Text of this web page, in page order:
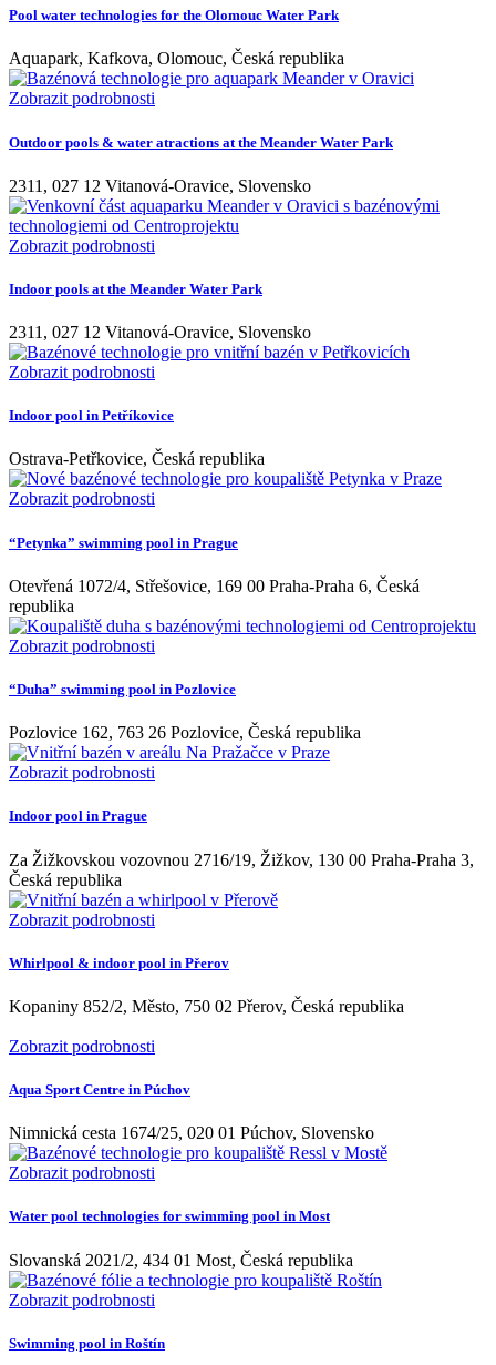
Pool water technologies for the Olomouc Water Park
Aquapark, Kafkova, Olomouc, Česká republika
Zobrazit podrobnosti
Outdoor pools & water atractions at the Meander Water Park
2311, 027 12 Vitanová-Oravice, Slovensko
Zobrazit podrobnosti
Indoor pools at the Meander Water Park
2311, 027 12 Vitanová-Oravice, Slovensko
Zobrazit podrobnosti
Indoor pool in Petříkovice
Ostrava-Petřkovice, Česká republika
Zobrazit podrobnosti
“Petynka” swimming pool in Prague
Otevřená 1072/4, Střešovice, 169 00 Praha-Praha 6, Česká
republika
Zobrazit podrobnosti
“Duha” swimming pool in Pozlovice
Pozlovice 162, 763 26 Pozlovice, Česká republika
Zobrazit podrobnosti
Indoor pool in Prague
Za Žižkovskou vozovnou 2716/19, Žižkov, 130 00 Praha-Praha 3,
Česká republika
Zobrazit podrobnosti
Whirlpool & indoor pool in Přerov
Kopaniny 852/2, Město, 750 02 Přerov, Česká republika
Zobrazit podrobnosti
Aqua Sport Centre in Púchov
Nimnická cesta 1674/25, 020 01 Púchov, Slovensko
Zobrazit podrobnosti
Water pool technologies for swimming pool in Most
Slovanská 2021/2, 434 01 Most, Česká republika
Zobrazit podrobnosti
Swimming pool in Roštín